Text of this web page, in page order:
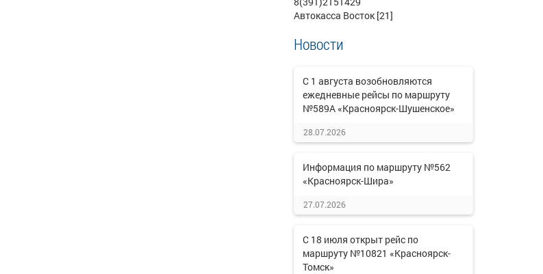
Автокасса Восток [21]
Новости
С 1 августа возобновляются
ежедневные рейсы по маршруту
№589А «Красноярск-Шушенское»
28.07.2026
Информация по маршруту №562
«Красноярск-Шира»
27.07.2026
С 18 июля открыт рейс по
маршруту №10821 «Красноярск-
Томск»